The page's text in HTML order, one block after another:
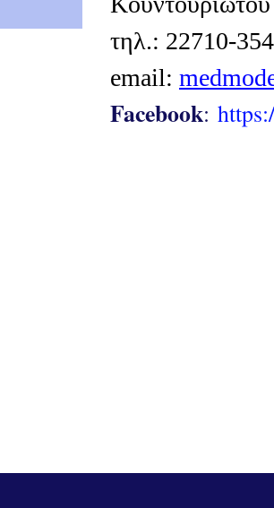
τηλ.: 22710-
email:
Facebook: